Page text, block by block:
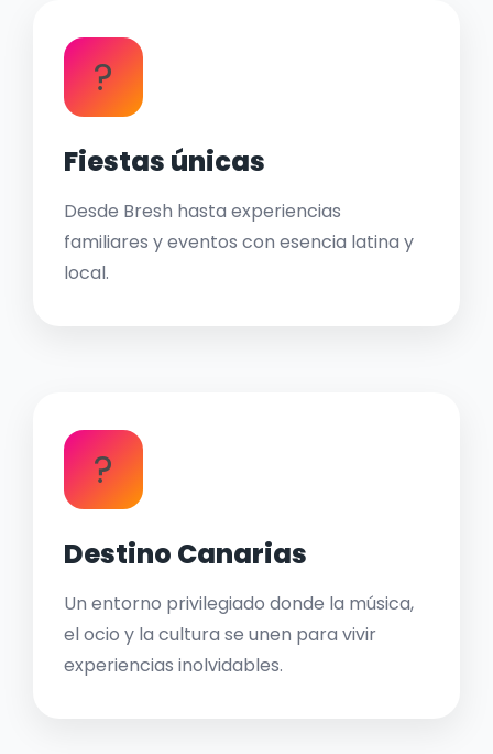
?
Fiestas únicas
Desde Bresh hasta experiencias
familiares y eventos con esencia latina y
local.
?
Destino Canarias
Un entorno privilegiado donde la música,
el ocio y la cultura se unen para vivir
experiencias inolvidables.